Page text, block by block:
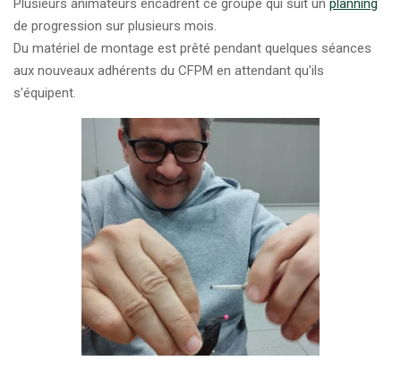
Plusieurs animateurs encadrent ce groupe qui suit un planning
de progression sur plusieurs mois.
Du matériel de montage est prêté pendant quelques séances
aux nouveaux adhérents du CFPM en attendant qu'ils
s'équipent.